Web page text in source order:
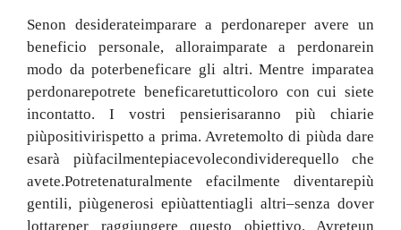
Senon desiderateimparare a perdonareperavere un
beneficio personale, alloraimparate a perdonarein
modo da poterbeneficare gli altri.Mentre imparatea
perdonarepotrete beneficaretutticoloro con cui siete
incontatto. I vostri pensierisaranno più chiarie
piùpositivirispetto a prima.Avretemolto di piùda dare
esarà piùfacilmentepiacevolecondividerequello che
avete.Potretenaturalmente efacilmente diventarepiù
gentili, piùgenerosi epiùattentiagli altri–senza dover
lottareper raggiungere questo obiettivo. Avreteun